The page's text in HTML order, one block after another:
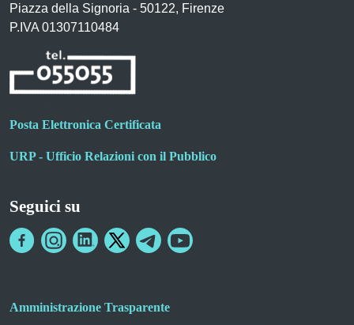
Piazza della Signoria - 50122, Firenze
P.IVA 01307110484
Posta Elettronica Certificata
URP - Ufficio Relazioni con il Pubblico
Seguici su
Amministrazione Trasparente